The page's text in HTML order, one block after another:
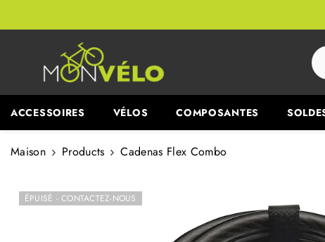
ACCESSOIRES VÉLOS COMPOSANTES
Maison Products Cadenas Flex Combo
ÉPUISÉ - CONTACTEZ-NOUS